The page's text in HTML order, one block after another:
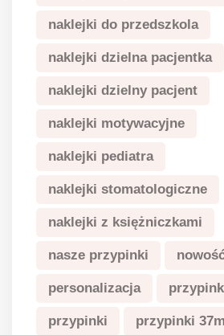
naklejki do przedszkola
naklejki dzielna pacjentka
naklejki dzielny pacjent
naklejki motywacyjne
naklejki pediatra
naklejki stomatologiczne
naklejki z księżniczkami
nasze przypinki
personalizacja
przypinki przypinki